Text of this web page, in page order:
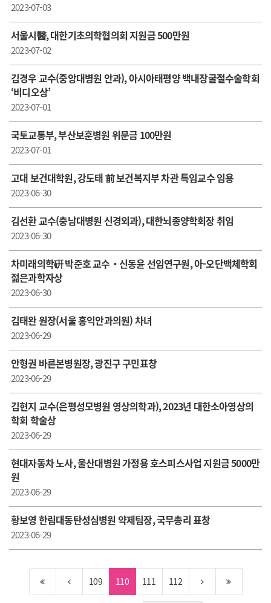
2023-07-03
서울시醫, 대한기초의학협의회 지원금 500만원
2023-07-02
김경우 교수(중앙대병원 안과), 아시아태평양 백내장굴절수술학회
‘비디오상’
2023-07-01
국토교통부, 부산보훈병원 위문금 100만원
2023-07-01
고대 보건대학원, 강도태 前 보건복지부 차관 특임교수 임용
2023-06-30
김선환 교수(충남대병원 신경외과), 대한뇌종양학회장 취임
2023-06-30
차미래의학硏 박준호 교수‧신동윤 선임연구원, 아-오단백체학회
젊은과학자상
2023-06-30
김태완 원장(서울 홍익안과의원) 차녀
2023-06-29
안형권 바른본병원장, 광진구 구민표창
2023-06-29
김현지 교수(은평성모병원 영상의학과), 2023년 대한소아영상의
학회 학술상
2023-06-29
현대자동차 노사, 울산대병원 가정용 호스피스사업 지원금 5000만
원
2023-06-29
황보영 한 림대동탄성심병원 약제팀장, 국무총리 표창
2023-06-29
109 110 111 112